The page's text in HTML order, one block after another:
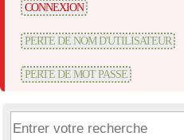
CONNEXION
PERTE DE NOM D'UTILISATEUR
PERTE DE MOT PASSE